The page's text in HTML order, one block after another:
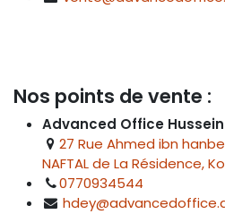
Nos points de vente :
Advanced Office
27 Rue Ahmed ibn
NAFTAL de La Résidence,
0770934544